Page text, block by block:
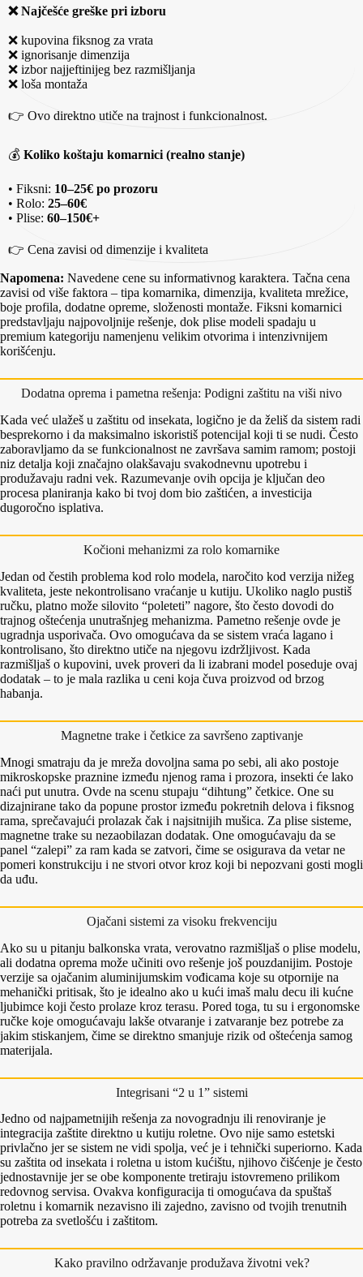
❌ Najčešće greške pri izboru
❌ kupovina fiksnog za vrata
❌ ignorisanje dimenzija
❌ izbor najjeftinijeg bez razmišljanja
❌ loša montaža
👉 Ovo direktno utiče na trajnost i funkcionalnost.
💰 Koliko koštaju komarnici (realno stanje)
• Fiksni: 10–25€ po prozoru
• Rolo: 25–60€
• Plise: 60–150€+
👉 Cena zavisi od dimenzije i kvaliteta
Napomena: Navedene cene su informativnog karaktera. Tačna cena
zavisi od više faktora – tipa komarnika, dimenzija, kvaliteta mrežice,
boje profila, dodatne opreme, složenosti montaže. Fiksni komarnici
predstavljaju najpovoljnije rešenje, dok plise modeli spadaju u
premium kategoriju namenjenu velikim otvorima i intenzivnijem
korišćenju.
Dodatna oprema i pametna rešenja: Podigni zaštitu na viši nivo
Kada već ulažeš u zaštitu od insekata, logično je da želiš da sistem radi
besprekorno i da maksimalno iskoristiš potencijal koji ti se nudi. Često
zaboravljamo da se funkcionalnost ne završava samim ramom; postoji
niz detalja koji značajno olakšavaju svakodnevnu upotrebu i
produžavaju radni vek. Razumevanje ovih opcija je ključan deo
procesa planiranja kako bi tvoj dom bio zaštićen, a investicija
dugoročno isplativa.
Kočioni mehanizmi za rolo komarnike
Jedan od čestih problema kod rolo modela, naročito kod verzija nižeg
kvaliteta, jeste nekontrolisano vraćanje u kutiju. Ukoliko naglo pustiš
ručku, platno može silovito “poleteti” nagore, što često dovodi do
trajnog oštećenja unutrašnjeg mehanizma. Pametno rešenje ovde je
ugradnja usporivača. Ovo omogućava da se sistem vraća lagano i
kontrolisano, što direktno utiče na njegovu izdržljivost. Kada
razmišljaš o kupovini, uvek proveri da li izabrani model poseduje ovaj
dodatak – to je mala razlika u ceni koja čuva proizvod od brzog
habanja.
Magnetne trake i četkice za savršeno zaptivanje
Mnogi smatraju da je mreža dovoljna sama po sebi, ali ako postoje
mikroskopske praznine između njenog rama i prozora, insekti će lako
naći put unutra. Ovde na scenu stupaju “dihtung” četkice. One su
dizajnirane tako da popune prostor između pokretnih delova i fiksnog
rama, sprečavajući prolazak čak i najsitnijih mušica. Za plise sisteme,
magnetne trake su nezaobilazan dodatak. One omogućavaju da se
panel “zalepi” za ram kada se zatvori, čime se osigurava da vetar ne
pomeri konstrukciju i ne stvori otvor kroz koji bi nepozvani gosti mogli
da uđu.
Ojačani sistemi za visoku frekvenciju
Ako su u pitanju balkonska vrata, verovatno razmišljaš o plise modelu,
ali dodatna oprema može učiniti ovo rešenje još pouzdanijim. Postoje
verzije sa ojačanim aluminijumskim vođicama koje su otpornije na
mehanički pritisak, što je idealno ako u kući imaš malu decu ili kućne
ljubimce koji često prolaze kroz terasu. Pored toga, tu su i ergonomske
ručke koje omogućavaju lakše otvaranje i zatvaranje bez potrebe za
jakim stiskanjem, čime se direktno smanjuje rizik od oštećenja samog
materijala.
Integrisani “2 u 1” sistemi
Jedno od najpametnijih rešenja za novogradnju ili renoviranje je
integracija zaštite direktno u kutiju roletne. Ovo nije samo estetski
privlačno jer se sistem ne vidi spolja, već je i tehnički superiorno. Kada
su zaštita od insekata i roletna u istom kućištu, njihovo čišćenje je često
jednostavnije jer se obe komponente tretiraju istovremeno prilikom
redovnog servisa. Ovakva konfiguracija ti omogućava da spuštaš
roletnu i komarnik nezavisno ili zajedno, zavisno od tvojih trenutnih
potreba za svetlošću i zaštitom.
Kako pravilno održavanje produžava životni vek?